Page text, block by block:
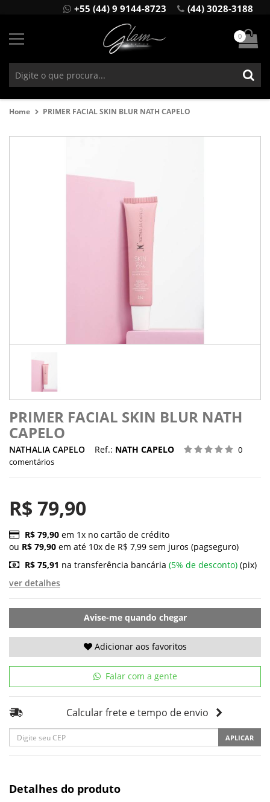
+55 (44) 9 9144-8723 (44) 3028-3188
0
Home PRIMER FACIAL SKIN BLUR NATH CAPELO
PRIMER FACIAL SKIN BLUR NATH
CAPELO
NATHALIA CAPELO Ref.: NATH CAPELO
0
comentários
R$ 79,90
R$ 79,90 em 1x no cartão de crédito
ou R$ 79,90 em até 10x de R$ 7,99 sem juros (pagseguro)
R$ 75,91 na transferência bancária (5% de desconto) (pix)
ver detalhes
Avise-me quando chegar
Adicionar aos favoritos
Falar com a gente
Calcular frete e tempo de envio
APLICAR
Detalhes do produto